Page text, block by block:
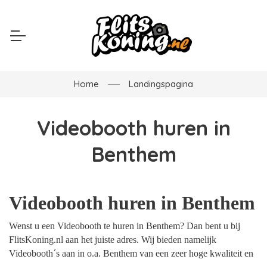
Home Landingspagina
Videobooth huren in
Benthem
Videobooth huren in Benthem
Wenst u een Videobooth te huren in Benthem? Dan bent u bij
FlitsKoning.nl aan het juiste adres. Wij bieden namelijk
Videobooth´s aan in o.a. Benthem van een zeer hoge kwaliteit en